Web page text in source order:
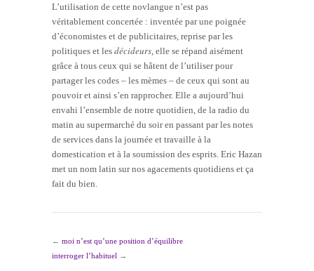
L’utilisation de cette novlangue n’est pas
véritablement concertée : inventée par une poignée
d’économistes et de publicitaires, reprise par les
politiques et les décideurs , elle se répand aisément
grâce à tous ceux qui se hâtent de l’utiliser pour
partager les codes – les mèmes – de ceux qui sont au
pouvoir et ainsi s’en rapprocher. Elle a aujourd’hui
envahi l’ensemble de notre quotidien, de la radio du
matin au supermarché du soir en passant par les notes
de services dans la journée et travaille à la
domestication et à la soumission des esprits. Eric Hazan
met un nom latin sur nos agacements quotidiens et ça
fait du bien.
← moi n’est qu’une position d’équilibre
interroger l’habituel →